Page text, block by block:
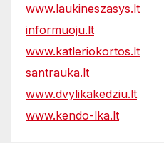
www.laukineszasys.lt
informuoju.lt
www.katleriokortos.lt
santrauka.lt
www.dvylikakedziu.lt
www.kendo-lka.lt